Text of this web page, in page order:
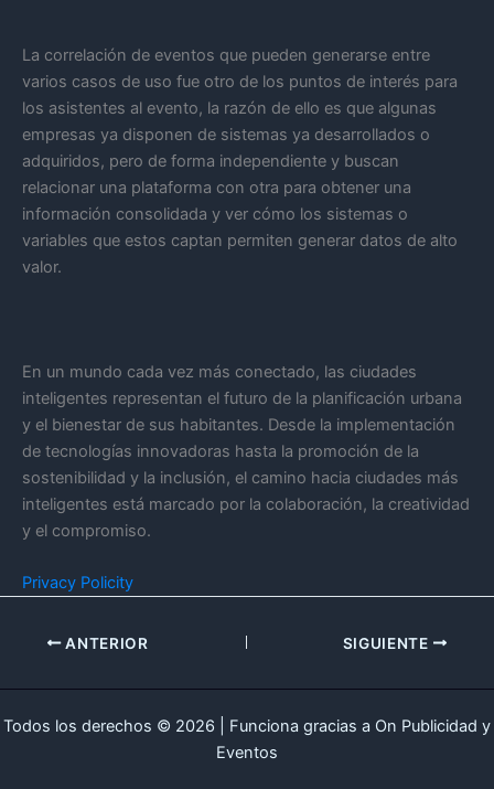
La correlación de eventos que pueden generarse entre
varios casos de uso fue otro de los puntos de interés para
los asistentes al evento, la razón de ello es que algunas
empresas ya disponen de sistemas ya desarrollados o
adquiridos, pero de forma independiente y buscan
relacionar una plataforma con otra para obtener una
información consolidada y ver cómo los sistemas o
variables que estos captan permiten generar datos de alto
valor.
En un mundo cada vez más conectado, las ciudades
inteligentes representan el futuro de la planificación urbana
y el bienestar de sus habitantes. Desde la implementación
de tecnologías innovadoras hasta la promoción de la
sostenibilidad y la inclusión, el camino hacia ciudades más
inteligentes está marcado por la colaboración, la creatividad
y el compromiso.
Privacy Policity
ANTERIOR SIGUIENTE
Todos los derechos © 2026 | Funciona gracias a On Publicidad y
Eventos